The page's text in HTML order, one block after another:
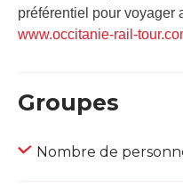
préférentiel pour voyager
www.occitanie-rail-
Groupes
Nombre de